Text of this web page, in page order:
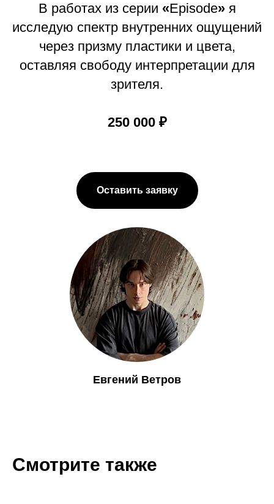
В работах из серии «Episode»я
исследую спектр внутренних ощущений
через призму пластики и цвета,
оставляя свободу интерпретации для
зрителя.
250 000 ₽
Оставить заявку
Евгений Ветров
Смотрите также